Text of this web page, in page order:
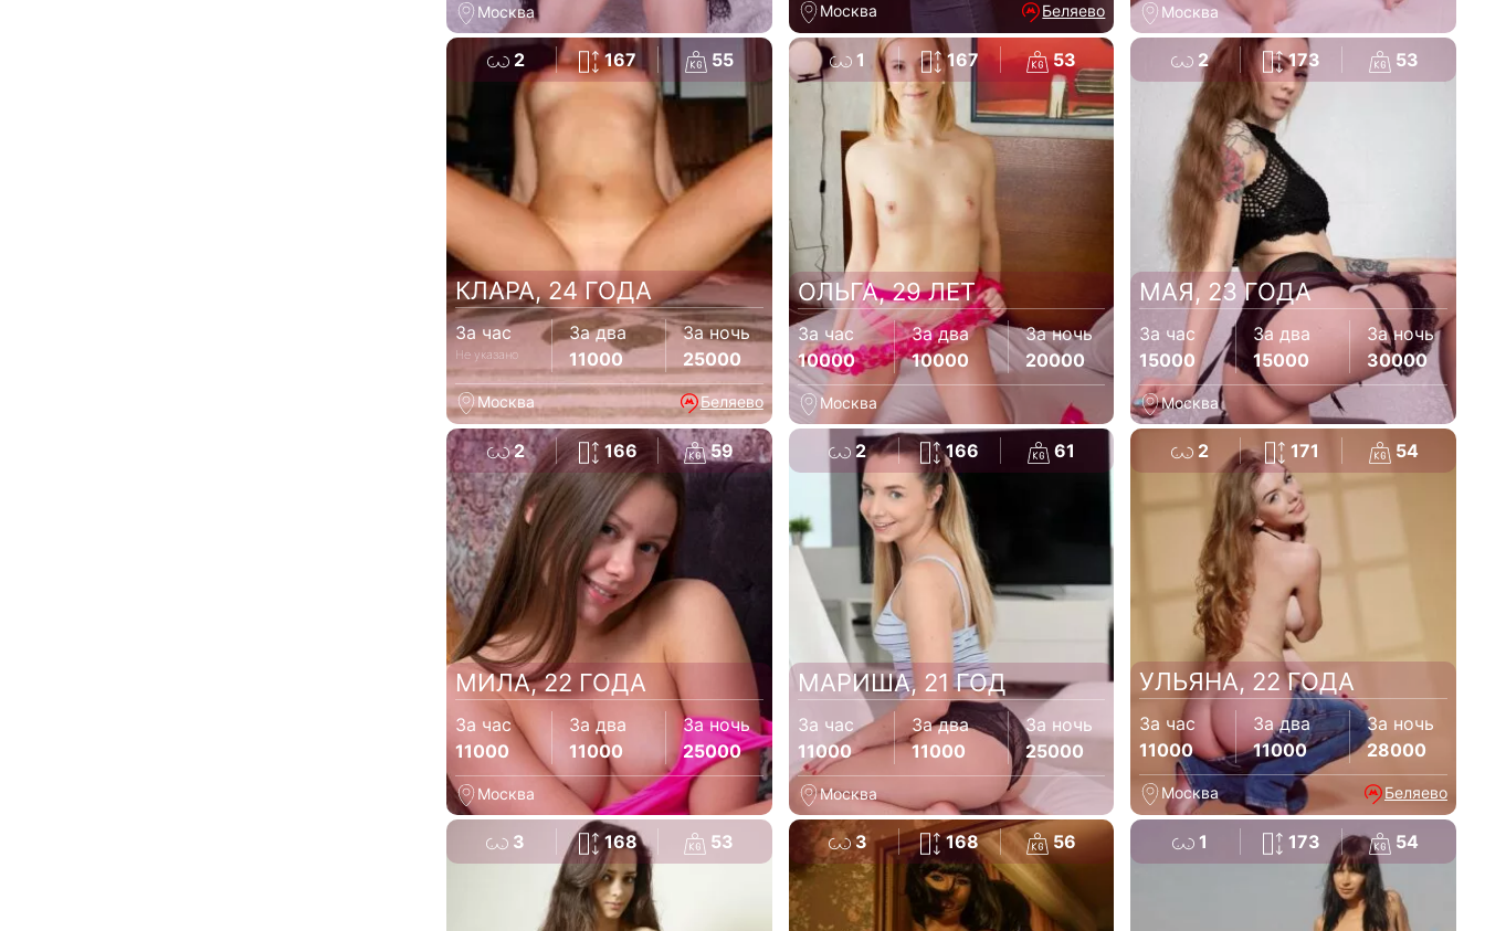
Москва Москва Беляево Москва
2 167 55
КЛАРА, 24 ГОДА
За час
Не указано
За два
11000
За ночь
25000
Москва Беляево
1 167 53
ОЛЬГА, 29 ЛЕТ
За час
10000
За два
10000
За ночь
20000
Москва
2 173 53
МАЯ, 23 ГОДА
За час
15000
За два
15000
За ночь
30000
Москва
2 166 59
МИЛА, 22 ГОДА
За час
11000
За два
11000
За ночь
25000
Москва
2 166 61
МАРИША, 21 ГОД
За час
11000
За два
11000
За ночь
25000
Москва
2 171 54
УЛЬЯНА, 22 ГОДА
За час
11000
За два
11000
За ночь
28000
Москва Беляево
3 168 53 3 168 56 1 173 54